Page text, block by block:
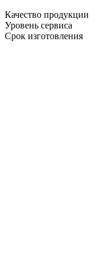
Качество продукции
Уровень сервиса
Срок изготовления